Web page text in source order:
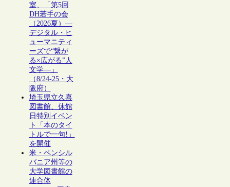
室、「第5回
DH若手の会
（2026夏）―
デジタル・ヒ
ューマニティ
ーズで“繋が
る×広がる”人
文学―」
（8/24-25・大
阪府）
埼玉県立久喜
図書館、休館
日特別イベン
ト「本のタイ
トルで一句!」
を開催
米・ペンシル
バニア州等の
大学図書館の
連合体